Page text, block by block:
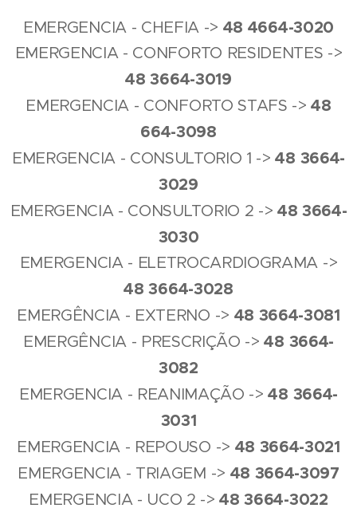
EMERGENCIA - CHEFIA -> 48 4664-3020
EMERGENCIA - CONFORTO RESIDENTES ->
48 3664-3019
EMERGENCIA - CONFORTO STAFS -> 48
664-3098
EMERGENCIA - CONSULTORIO 1 ->48 3664-
3029
EMERGENCIA - CONSULTORIO 2 -> 483664-
3030
EMERGENCIA - ELETROCARDIOGRAMA ->
48 3664-3028
EMERGÊNCIA - EXTERNO -> 48 3664-3081
EMERGÊNCIA - PRESCRIÇÃO ->48 3664-
3082
EMERGENCIA - REANIMAÇÃO ->48 3664-
3031
EMERGENCIA - REPOUSO -> 48 3664-3021
EMERGENCIA - TRIAGEM -> 48 3664-3097
EMERGENCIA - UCO 2 ->483664-3022